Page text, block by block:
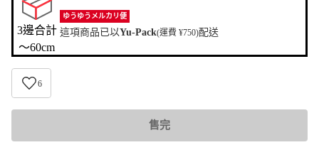
3邊合計
〜60cm
ゆうゆうメルカリ便
這項商品已以Yu-Pack(運費 ¥750)配送
6
售完